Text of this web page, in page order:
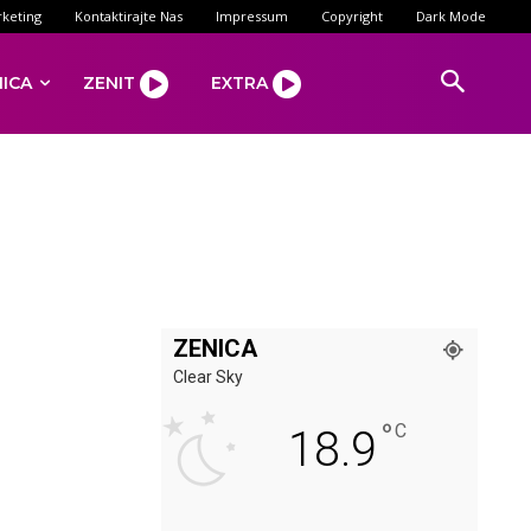
Kontaktirajte Nas Impressum Copyright Dark Mode
ZENIT EXTRA
ZENICA
Clear Sky
18.9 °C